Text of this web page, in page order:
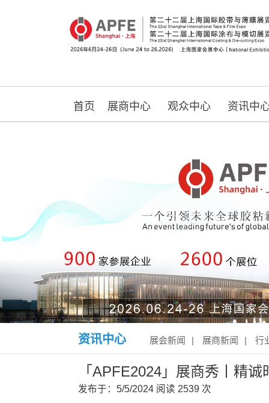
首页 展商中心 观众中心 资讯中
资讯中心 展会新闻 | 展商新闻 | 行
「APFE2024」展商秀丨精
发布于：5/5/2024 阅读 2539 次